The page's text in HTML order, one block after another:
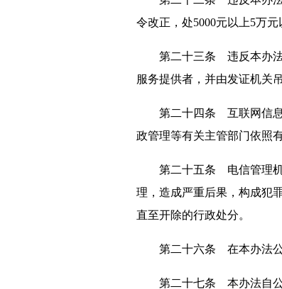
令改正，处5000元以上5万元
第二十三条 违反本办法第
服务提供者，并由发证机关
第二十四条 互联网信息服
政管理等有关主管部门依照
第二十五条 电信管理机构
理，造成严重后果，构成犯
直至开除的行政处分。
第二十六条 在本办法公布
第二十七条 本办法自公